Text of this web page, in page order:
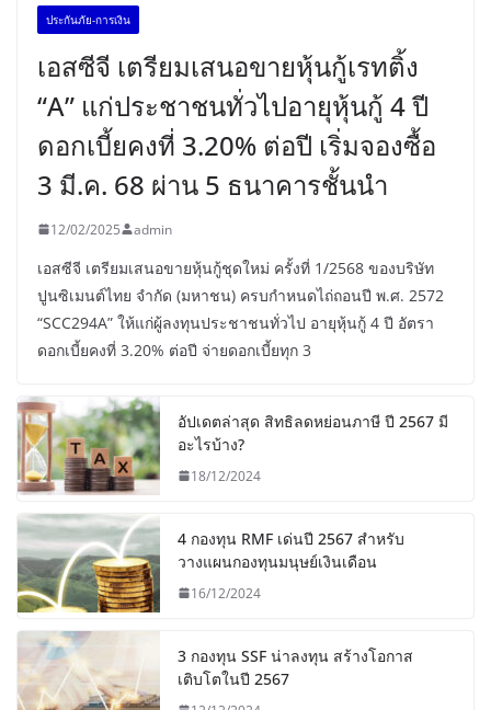
ประกันภัย-การเงิน
เอสซีจี เตรียมเสนอขายหุ้นกู้เรทติ้ง
“A” แก่ประชาชนทั่วไปอายุหุ้นกู้ 4 ปี
ดอกเบี้ยคงที่ 3.20% ต่อปี เริ่มจองซื้อ
3 มี.ค. 68 ผ่าน 5 ธนาคารชั้นนำ
12/02/2025 admin
เอสซีจี เตรียมเสนอขายหุ้นกู้ชุดใหม่ ครั้งที่ 1/2568 ของบริษัท
ปูนซิเมนต์ไทย จำกัด (มหาชน) ครบกำหนดไถ่ถอนปี พ.ศ. 2572
“SCC294A” ให้แก่ผู้ลงทุนประชาชนทั่วไป อายุหุ้นกู้ 4 ปี อัตรา
ดอกเบี้ยคงที่ 3.20% ต่อปี จ่ายดอกเบี้ยทุก 3
อัปเดตล่าสุด สิทธิลดหย่อนภาษี ปี 2567 มี
อะไรบ้าง?
18/12/2024
4 กองทุน RMF เด่นปี 2567 สำหรับ
วางแผนกองทุนมนุษย์เงินเดือน
16/12/2024
3 กองทุน SSF น่าลงทุน สร้างโอกาส
เติบโตในปี 2567